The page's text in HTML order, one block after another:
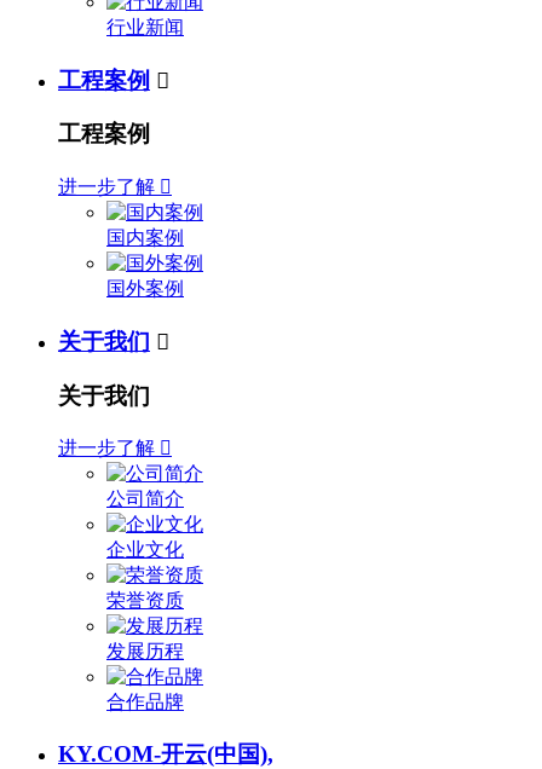
行业新闻
工程案例 
工程案例
进一步了解 
国内案例
国外案例
关于我们 
关于我们
进一步了解 
公司简介
企业文化
荣誉资质
发展历程
合作品牌
KY.COM-开云(中国),